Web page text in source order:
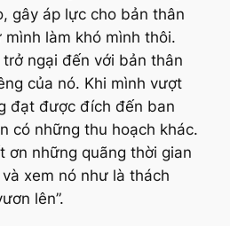
gây áp lực cho bản thân
làm khó mình thôi.
ngại đến với bản thân
của nó. Khi mình vượt
đạt được đích đến ban
có những thu hoạch khác.
ơn những quãng thời gian
xem nó như là thách
lên”.